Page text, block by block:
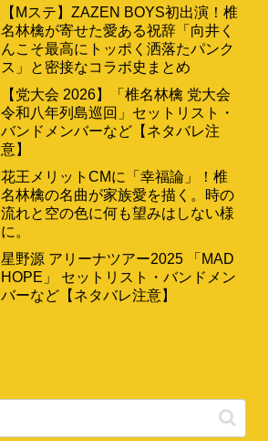
【Mステ】ZAZEN BOYS初出演！椎
名林檎が寄せた愛ある祝辞「向井く
んこそ最高にトッポく洒落たパンク
ス」と密接なコラボ史まとめ
【党大会 2026】「椎名林檎 党大会
令和八年列島巡回」セットリスト・
バンドメンバーなど【ネタバレ注
意】
花王メリットCMに「幸福論」！椎
名林檎の名曲が家族愛を描く。時の
流れと空の色に何も望みはしない様
に。
星野源 アリーナツアー2025 「MAD
HOPE」 セットリスト・バンドメン
バーなど【ネタバレ注意】